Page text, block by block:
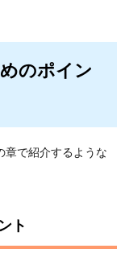
のポイン
章で紹介するような
ト